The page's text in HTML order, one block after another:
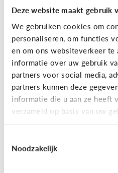
Deze website maakt gebruik
We gebruiken cookies om
personaliseren, om functies
en om ons websiteverkeer te
informatie over uw gebruik
partners voor social media,
partners kunnen deze
informatie die u aan ze heeft
verzameld op basis van uw
Noodzakelijk
Techniek en toekomst
Wat je moet